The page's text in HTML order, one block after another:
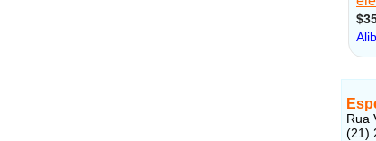
Rua
(21)